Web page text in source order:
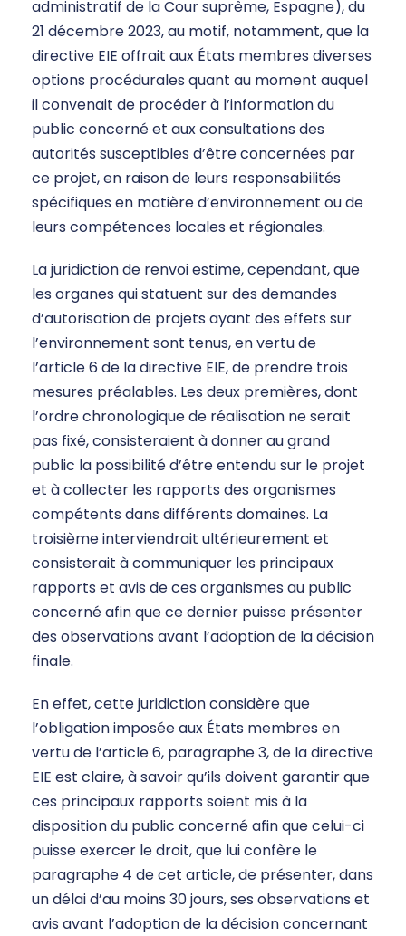
administratif de la Cour suprême, Espagne), du
21 décembre 2023, au motif, notamment, que la
directive EIE offrait aux États membres diverses
options procédurales quant au moment auquel
il convenait de procéder à l’information du
public concerné et aux consultations des
autorités susceptibles d’être concernées par
ce projet, en raison de leurs responsabilités
spécifiques en matière d’environnement ou de
leurs compétences locales et régionales.
La juridiction de renvoi estime, cependant, que
les organes qui statuent sur des demandes
d’autorisation de projets ayant des effets sur
l’environnement sont tenus, en vertu de
l’article 6 de la directive EIE, de prendre trois
mesures préalables. Les deux premières, dont
l’ordre chronologique de réalisation ne serait
pas fixé, consisteraient à donner au grand
public la possibilité d’être entendu sur le projet
et à collecter les rapports des organismes
compétents dans différents domaines. La
troisième interviendrait ultérieurement et
consisterait à communiquer les principaux
rapports et avis de ces organismes au public
concerné afin que ce dernier puisse présenter
des observations avant l’adoption de la décision
finale.
En effet, cette juridiction considère que
l’obligation imposée aux États membres en
vertu de l’article 6, paragraphe 3, de la directive
EIE est claire, à savoir qu’ils doivent garantir que
ces principaux rapports soient mis à la
disposition du public concerné afin que celui-ci
puisse exercer le droit, que lui confère le
paragraphe 4 de cet article, de présenter, dans
un délai d’au moins 30 jours, ses observations et
avis avant l’adoption de la décision concernant